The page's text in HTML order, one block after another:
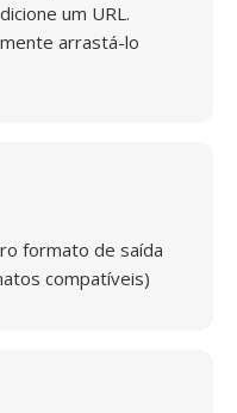
um URL.
arrastá-lo
formato de saída
compatíveis)